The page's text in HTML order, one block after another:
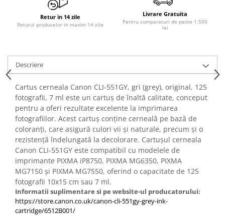
Workstation
All-in-One PC
Monitoare
Monitoare LED
Accesorii monitoare
Componente
Placi video
Procesoare
Placi de baza
Memorii RAM
SSD-uri interne
Hard disk-uri interne
Surse
Retur in 14 zile
Returul produselor in maxim 14 zile
Livrare Gratuita
Pentru cumparaturi de peste 1.500
lei
Descriere
Cartus cerneala Canon CLI-551GY, gri (grey), original, 125
fotografii, 7 ml este un cartuș de înaltă calitate, conceput
pentru a oferi rezultate excelente la imprimarea
fotografiilor. Acest cartuș conține cerneală pe bază de
coloranți, care asigură culori vii și naturale, precum și o
rezistență îndelungată la decolorare. Cartușul cerneala
Canon CLI-551GY este compatibil cu modelele de
imprimante PIXMA iP8750, PIXMA MG6350, PIXMA
MG7150 și PIXMA MG7550, oferind o capacitate de 125
fotografii 10x15 cm sau 7 ml.
Informatii suplimentare si pe website-ul producatorului:
https://store.canon.co.uk/canon-cli-551gy-grey-ink-
cartridge/6512B001/